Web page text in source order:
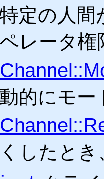
特定の人間
ペレータ権
動的にモー
くしたと